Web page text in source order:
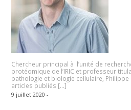
Chercheur principal à l’unité de
protéomique de l’IRIC et professeur
pathologie et biologie cellulaire,
articles publiés […]
9 juillet 2020 -